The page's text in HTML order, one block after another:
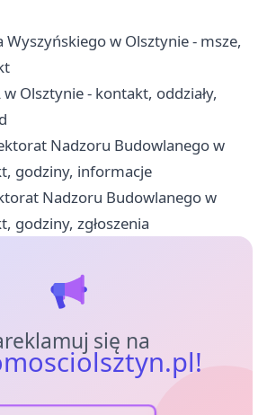
Wyszyńskiego w Olsztynie - msze,
Olsztynie - kontakt, oddziały,
Nadzoru Budowlanego w
godziny, informacje
Nadzoru Budowlanego w
godziny, zgłoszenia
się na